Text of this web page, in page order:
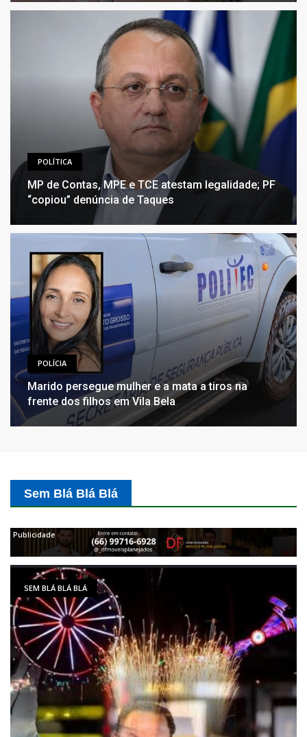
POLÍTICA
MP de Contas, MPE e TCE atestam legalidade; PF
“copiou” denúncia de Taques
POLÍCIA
Marido persegue mulher e a mata a tiros na
frente dos filhos em Vila Bela
Sem Blá Blá Blá
SEM BLÁ BLÁ BLÁ